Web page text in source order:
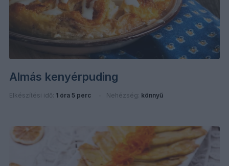
Almás kenyérpuding
Elkészítési idő: 1 óra 5 perc Nehézség: könnyű